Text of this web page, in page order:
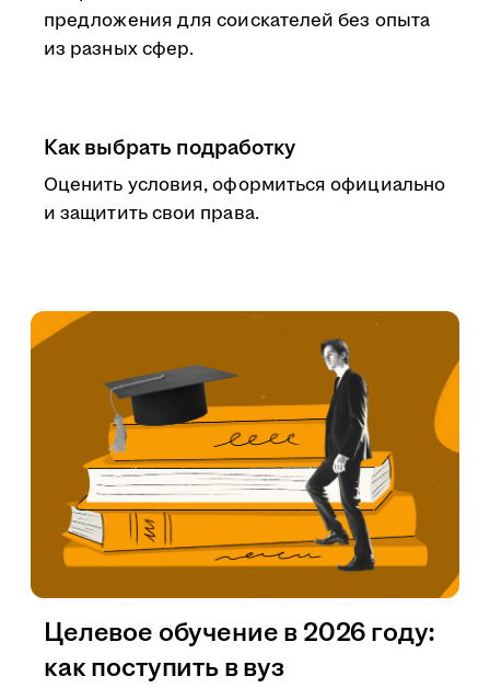
предложения для соискателей без опыта
из разных сфер.
Как выбрать подработку
Оценить условия, оформиться официально
и защитить свои права.
Целевое обучение в 2026 году:
как поступить в вуз